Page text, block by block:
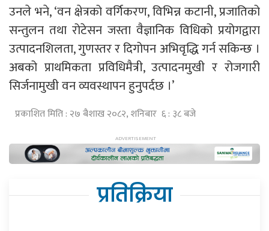
उनले भने, ‘वन क्षेत्रको वर्गिकरण, विभिन्न कटानी, प्रजातिको
सन्तुलन तथा रोटेसन जस्ता वैज्ञानिक विधिको प्रयोगद्वारा
उत्पादनशिलता, गुणस्तर र दिगोपन अभिवृद्धि गर्न सकिन्छ ।
अबको प्राथमिकता प्रविधिमैत्री, उत्पादनमुखी र रोजगारी
सिर्जनामुखी वन व्यवस्थापन हुनुपर्दछ ।’
प्रकाशित मिति : २७ बैशाख २०८२, शनिबार ६ : ३८ बजे
प्रतिक्रिया